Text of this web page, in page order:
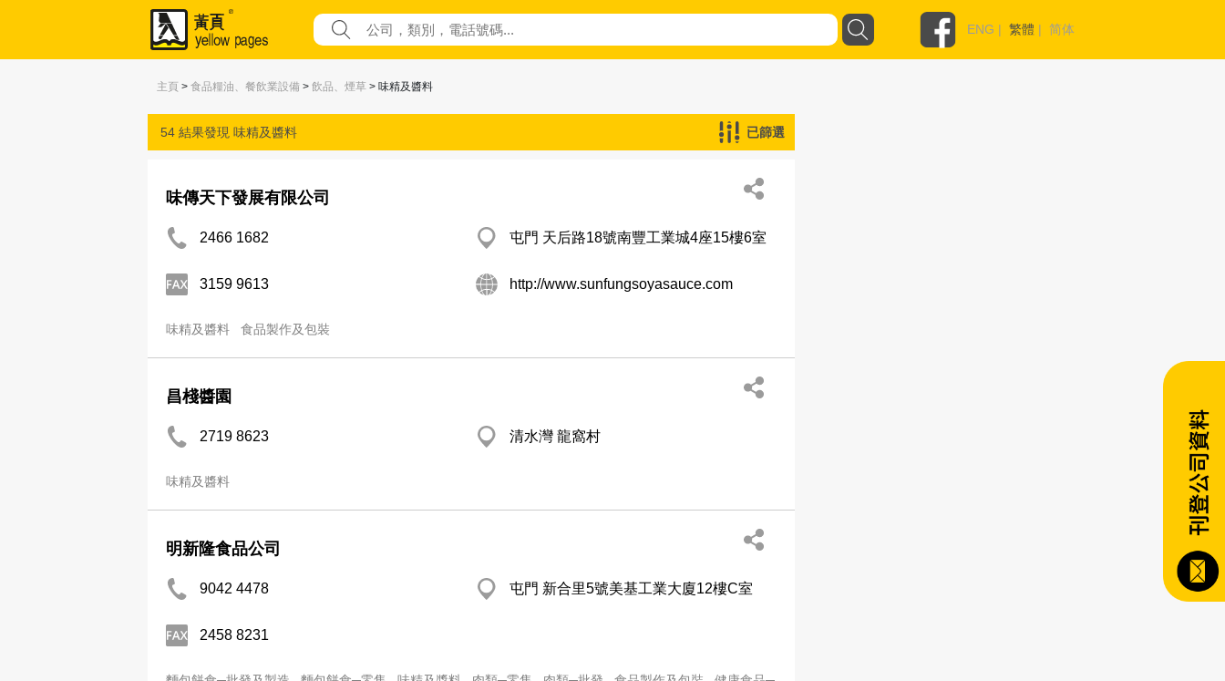
ENG | 繁體 | 简体
主頁 > 食品糧油、餐飲業設備 > 飲品、煙草 > 味精及醬料
54 結果發現 味精及醬料 已篩選
味傳天下發展有限公司
2466 1682 屯門 天后路18號南豐工業城4座15樓6室
3159 9613 http://www.sunfungsoyasauce.com
味精及醬料 食品製作及包裝
昌棧醬園
2719 8623 清水灣 龍窩村
味精及醬料
明新隆食品公司
9042 4478 屯門 新合里5號美基工業大廈12樓C室
2458 8231